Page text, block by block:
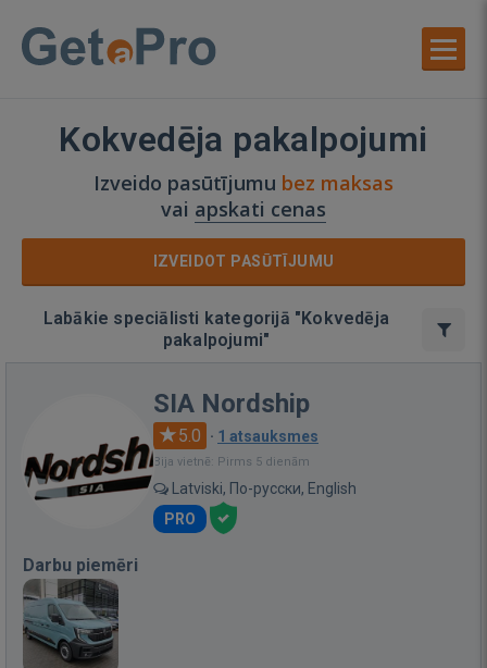
Kokvedēja pakalpojumi
Izveido pasūtījumu bez maksas
vai apskati cenas
IZVEIDOT PASŪTĪJUMU
Labākie speciālisti kategorijā "Kokvedēja
pakalpojumi"
SIA Nordship
5.0 · 1 atsauksmes
Bija vietnē: Pirms 5 dienām
Latviski, По-русски, English
PRO
Darbu piemēri